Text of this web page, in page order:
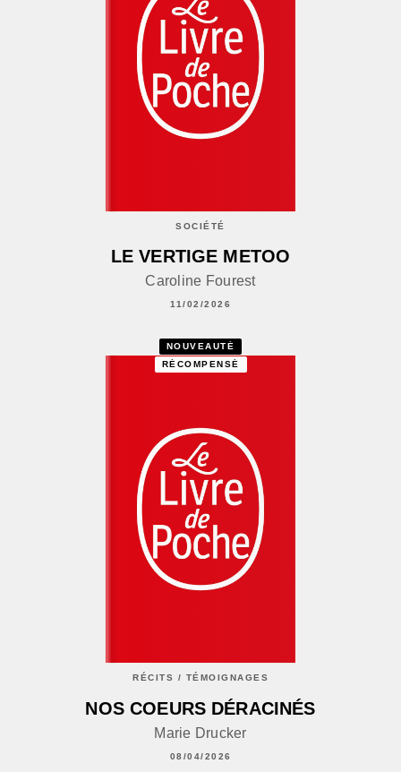
SOCIÉTÉ
LE VERTIGE METOO
Caroline Fourest
11/02/2026
NOUVEAUTÉ
RÉCOMPENSÉ
RÉCITS / TÉMOIGNAGES
NOS COEURS DÉRACINÉS
Marie Drucker
08/04/2026